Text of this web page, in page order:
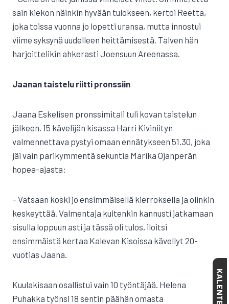
sain kiekon näinkin hyvään tulokseen, kertoi Reetta,
joka toissa vuonna jo lopetti uransa, mutta innostui
viime syksynä uudelleen heittämisestä. Talven hän
harjoittelikin ahkerasti Joensuun Areenassa.
Jaanan taistelu riitti pronssiin
Jaana Eskelisen pronssimitali tuli kovan taistelun
jälkeen. 15 kävelijän kisassa Harri Kiviniityn
valmennettava pystyi omaan ennätykseen 51.30, joka
jäi vain parikymmentä sekuntia Marika Ojanperän
hopea-ajasta:
– Vatsaan koski jo ensimmäisellä kierroksella ja olinkin
keskeyttää. Valmentaja kuitenkin kannusti jatkamaan
sisulla loppuun asti ja tässä oli tulos, iloitsi
ensimmäistä kertaa Kalevan Kisoissa kävellyt 20-
vuotias Jaana.
Kuulakisaan osallistui vain 10 työntäjää. Helena
Puhakka työnsi 18 sentin päähän omasta
KALENTERI